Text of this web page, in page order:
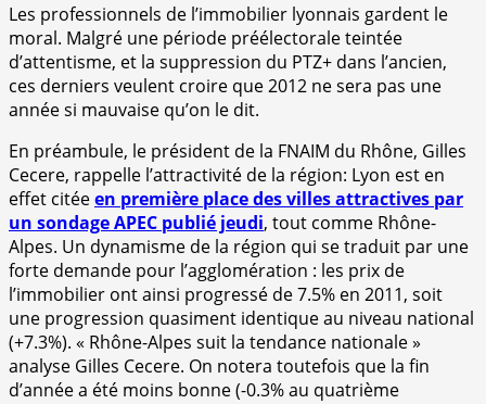
Les professionnels de l’immobilier lyonnais gardent le
moral. Malgré une période préélectorale teintée
d’attentisme, et la suppression du PTZ+ dans l’ancien,
ces derniers veulent croire que 2012 ne sera pas une
année si mauvaise qu’on le dit.
En préambule, le président de la FNAIM du Rhône, Gilles
Cecere, rappelle l’attractivité de la région: Lyon est en
effet citéeen première place des villes attractives par
un sondage APEC publié jeudi, tout comme Rhône-
Alpes. Un dynamisme de la région qui se traduit par une
forte demande pour l’agglomération : les prix de
l’immobilier ont ainsi progressé de 7.5% en 2011, soit
une progression quasiment identique au niveau national
(+7.3%). « Rhône-Alpes suit la tendance nationale »
analyse Gilles Cecere. On notera toutefois que la fin
d’année a été moins bonne (-0.3% au quatrième